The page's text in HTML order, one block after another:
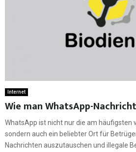
Internet
Wie man WhatsApp-
WhatsApp ist nicht nur die am häufigsten
sondern auch ein beliebter Ort für
Nachrichten auszutauschen und illegale